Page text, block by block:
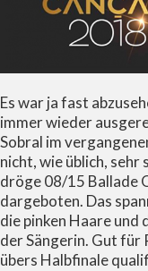
Es war ja fast
immer wieder
Sobral im
nicht, wie üblich,
dröge 08/15 Ballade
dargeboten. Das
die pinken Haare und
der Sängerin. Gut für
übers Halbfinale